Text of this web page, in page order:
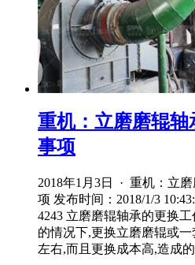
重机：立磨磨辊
事项
2018年1月3日 · 重机：立
项 发布时间：2018/1/3
4243 立磨磨辊轴承的更换
的情况下,更换立磨磨辊或
左右,而且更换成本高,造成